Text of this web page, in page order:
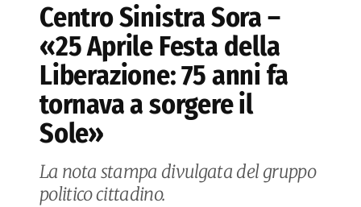
Centro Sinistra Sora –
«25 Aprile Festa della
Liberazione: 75 anni fa
tornava a sorgere il
Sole»
La nota stampa divulgata del gruppo
politico cittadino.